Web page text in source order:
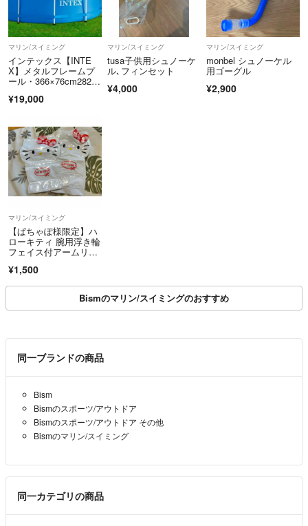
マリン/スイミング
インテックス【INTE
X】メタルフレームプ
ール・366×76cm28210
¥19,000
マリン/スイミング
tusa子供用シュノーケ
ル､フィンセット
¥4,000
マリン/スイミング
monbel シュノーケル
用ゴーグル
¥2,900
マリン/スイミング
【ぱちゃぽ様限定】ハ
ローキティ 腕用浮き輪
フェイス付アームリン
¥1,500
Bismのマリン/スイミングのおすすめ
同一ブランドの商品
Bism
Bismのスポーツ/アウトドア
Bismのスポーツ/アウトドア その他
Bismのマリン/スイミング
同一カテゴリの商品